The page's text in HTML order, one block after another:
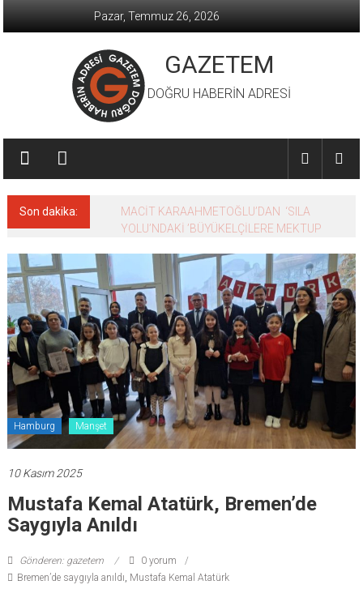
Pazar, Temmuz 26, 2026
GAZETEM
DOĞRU HABERİN ADRESİ
Son dakika:
MACİT KARAAHMETOĞLU’DAN ‘SILA
YOLU’NDAKİ ’BÜYÜKELÇİLERE MEKTUP
Hamburg Manşet
10 Kasım 2025
Mustafa Kemal Atatürk, Bremen’de
Saygıyla Anıldı
Gönderen: gazetem
0 yorum
Bremen’de saygıyla anıldı, Mustafa Kemal Atatürk